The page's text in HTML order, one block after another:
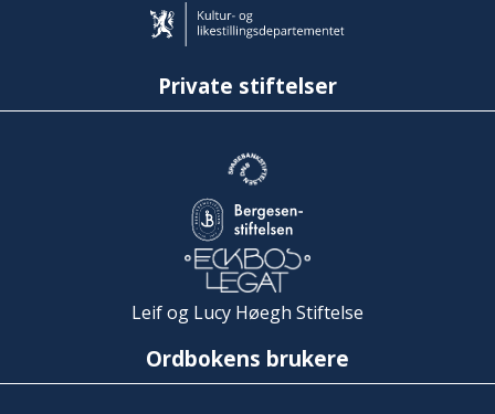
Private stiftelser
Leif og Lucy Høegh Stiftelse
Ordbokens brukere